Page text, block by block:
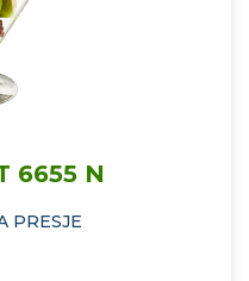
6655 N
PRESJE